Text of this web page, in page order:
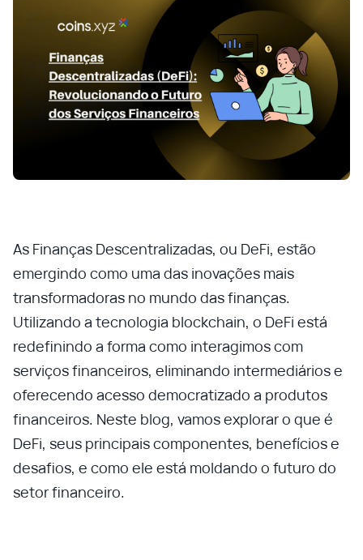
As Finanças Descentralizadas, ou DeFi, estão
emergindo como uma das inovações mais
transformadoras no mundo das finanças.
Utilizando a tecnologia blockchain, o DeFi está
redefinindo a forma como interagimos com
serviços financeiros, eliminando intermediários e
oferecendo acesso democratizado a produtos
financeiros. Neste blog, vamos explorar o que é
DeFi, seus principais componentes, benefícios e
desafios, e como ele está moldando o futuro do
setor financeiro.